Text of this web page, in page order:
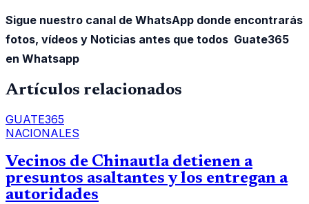
Sigue nuestro canal de WhatsApp donde encontrarás
fotos, vídeos y Noticias antes que todos Guate365
en Whatsapp
Artículos relacionados
GUATE365
NACIONALES
Vecinos de Chinautla detienen a
presuntos asaltantes y los entregan a
autoridades